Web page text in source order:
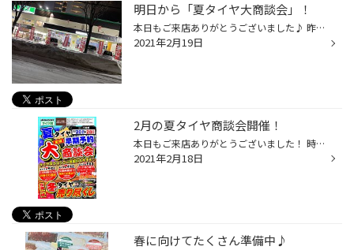
明日から「夏タイヤ大商談会」！
本日もご来店ありがとうございました♪ 昨日、告知させていただいた通り、 明日から「夏タイヤ大商談会」が始まります！ 準備は万端！売り出し感満載になっております！ 写真はないのですが、ご成約頂いた方に トイレットペーパー、もしくは洗剤セットを プレゼントいたします！ みなさまのご来店お...
2021年2月19日
2月の夏タイヤ商談会開催！
本日もご来店ありがとうございました！ 時折すごい吹雪になっていましたね(;´･ω･) ですが明後日は暖かく天気も良い予報が出ております♪ そして明後日は・・・ 「２月の夏タイヤ早期予約大商談会」開催日です！ 期間は20日から28日の９日間！ 「冬タイヤの在庫一掃売り尽くし」も同時開催！ とてもお...
2021年2月18日
春に向けてたくさん準備中♪